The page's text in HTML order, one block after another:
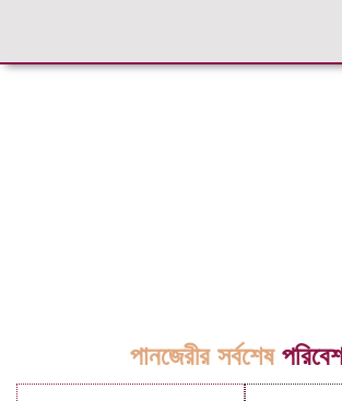
পানজেরীর সর্বশেষ